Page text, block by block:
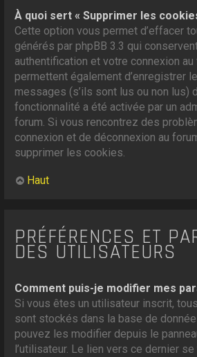
À quoi sert « Supprimer les
Cette option vous permet d’effacer
générés par phpBB 3.3 qui
authentification et votre connexion
permettent également d’enregistrer
messages (s’ils sont lus ou non lus)
fonctionnalité a été activée par un
forum. Si vous rencontrez des
connexion et de déconnexion au
supprimer les cookies.
Haut
PRÉFÉRENCES ET
DES UTILISATEURS
Comment puis-je modifier mes
Si vous êtes un utilisateur inscrit,
sont stockés dans la base de
pouvez les modifier depuis le
l’utilisateur. Le lien vers ce dernier